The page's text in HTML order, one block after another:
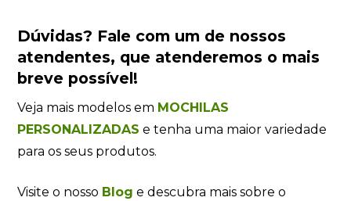
Dúvidas? Fale com um de nossos
atendentes, que atenderemos o mais
breve possível!
Veja mais modelos em MOCHILAS
PERSONALIZADAS e tenha uma maior variedade
para os seus produtos.
Visite o nosso Blog e descubra mais sobre o